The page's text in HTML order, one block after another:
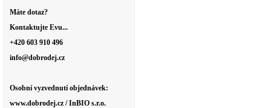
Máte dotaz?
Kontaktujte Evu...
+420 603 910 496
info@dobrodej.cz
Osobní vyzvednutí objednávek:
www.dobrodej.cz / InBIO s.r.o.